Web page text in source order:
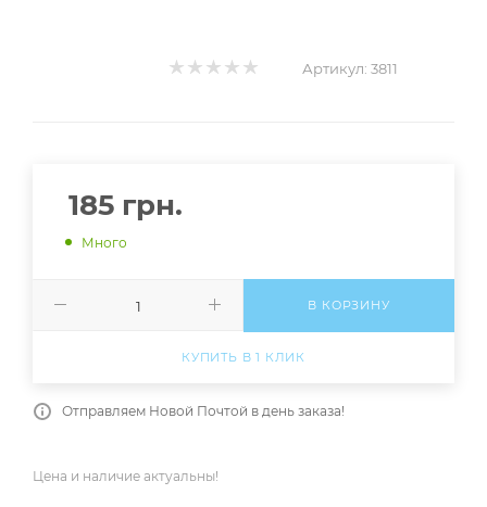
Артикул: 3811
185 грн.
Много
В КОРЗИНУ
КУПИТЬ В 1 КЛИК
Отправляем Новой Почтой в день заказа!
Цена и наличие актуальны!